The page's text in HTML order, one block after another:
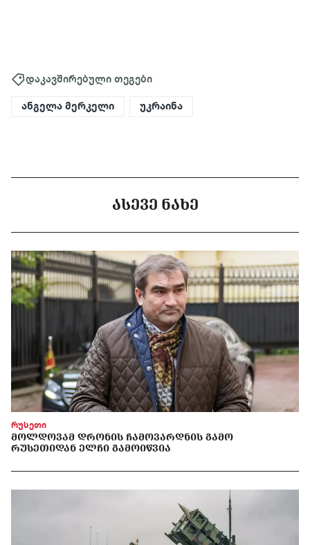
დაკავშირებული თეგები
ანგელა მერკელი უკრაინა
ᲐᲡᲔᲕᲔ ᲜᲐᲮᲔ
რუსეთი
ᲛᲝᲚᲓᲝᲕᲐᲛ ᲓᲠᲝᲜᲘᲡ ᲩᲐᲛᲝᲕᲐᲠᲓᲜᲘᲡ ᲒᲐᲛᲝ
ᲠᲣᲡᲔᲗᲘᲓᲐᲜ ᲔᲚᲩᲘ ᲒᲐᲛᲝᲘᲬᲕᲘᲐ